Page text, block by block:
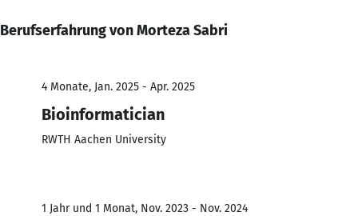
Berufserfahrung von Morteza Sabri
4 Monate, Jan. 2025 - Apr. 2025
Bioinformatician
RWTH Aachen University
1 Jahr und 1 Monat, Nov. 2023 - Nov. 2024